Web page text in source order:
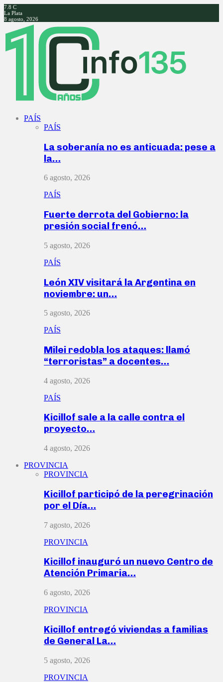
7.8 C
La Plata
8 agosto, 2026
Facebook
Twitter
Instagram
Youtube
PAÍS
PAÍS
La soberanía no es anticuada: pese a
la…
6 agosto, 2026
PAÍS
Fuerte derrota del Gobierno: la
presión social frenó…
5 agosto, 2026
PAÍS
León XIV visitará la Argentina en
noviembre: un…
5 agosto, 2026
PAÍS
Milei redobla los ataques: llamó
“terroristas” a docentes…
4 agosto, 2026
PAÍS
Kicillof sale a la calle contra el
proyecto…
4 agosto, 2026
PROVINCIA
PROVINCIA
Kicillof participó de la peregrinación
por el Día…
7 agosto, 2026
PROVINCIA
Kicillof inauguró un nuevo Centro de
Atención Primaria…
6 agosto, 2026
PROVINCIA
Kicillof entregó viviendas a familias
de General La…
5 agosto, 2026
PROVINCIA